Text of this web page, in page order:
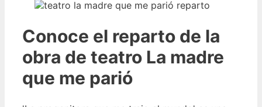
Conoce el reparto de la
obra de teatro La madre
que me parió